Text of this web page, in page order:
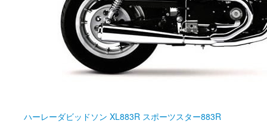
ハーレーダビッドソン XL883R スポーツスター883R